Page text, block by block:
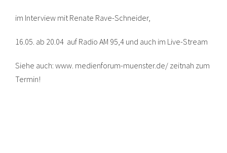
im Interview mit Renate Rave-Schneider,
16.05. ab 20.04 auf Radio AM 95,4 und auch im Live-Stream
Siehe auch: www. medienforum-muenster.de/ zeitnah zum
Termin!